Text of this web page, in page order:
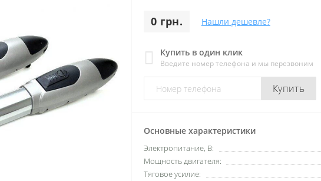
0 грн. Нашли дешевле?
Купить в один клик
Введите номер телефона и мы перезвоним
Купить
Основные характеристики
Электропитание, В:
Мощность двигателя:
Тяговое усилие: